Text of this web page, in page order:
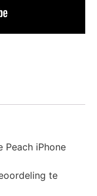
Peach iPhone
te